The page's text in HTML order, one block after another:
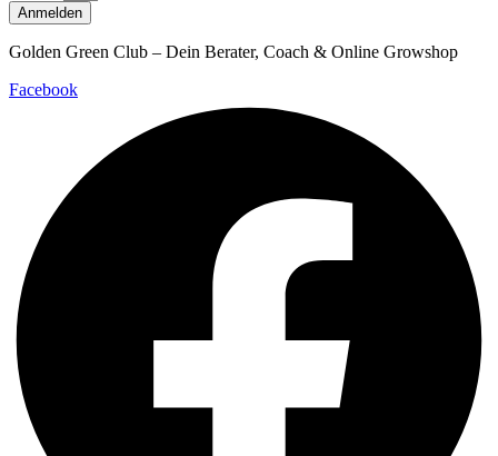
Anmelden
Golden Green Club – Dein Berater, Coach & Online Growshop
Facebook